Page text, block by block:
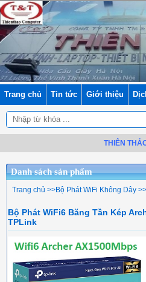
Trang chủ Tin tức Giới thiệu
THIÊN THẢO
Danh sách sản phẩm
Trang chủ >>Bộ Phát WiFi Không Dây >>
Bộ Phát WiFi6 Băng Tần Kép
TPLink